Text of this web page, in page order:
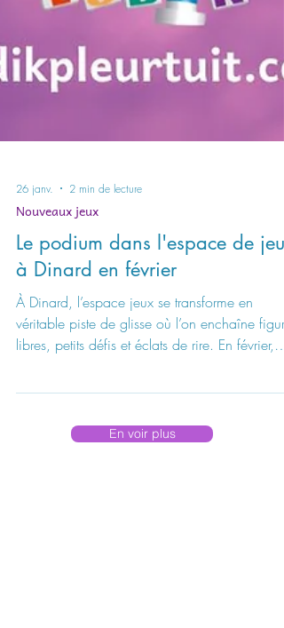
26 janv. 2 min de lecture
Nouveaux jeux
Le podium dans l'espace de jeux
à Dinard en février
À Dinard, l’espace jeux se transforme en
libres, petits défis et éclats de rire. En février,
doux comme une pirouette, parfois teintés de